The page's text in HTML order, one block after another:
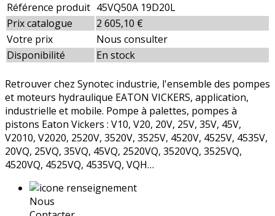
Référence produit 45VQ50A 19D20L
Prix catalogue
2 605,10 €
Votre prix
Nous consulter
Disponibilité
En stock
Retrouver chez Synotec industrie, l'ensemble des pompes
et moteurs hydraulique EATON VICKERS, application,
industrielle et mobile. Pompe à palettes, pompes à
pistons Eaton Vickers : V10, V20, 20V, 25V, 35V, 45V,
V2010, V2020, 2520V, 3520V, 3525V, 4520V, 4525V, 4535V,
20VQ, 25VQ, 35VQ, 45VQ, 2520VQ, 3520VQ, 3525VQ,
4520VQ, 4525VQ, 4535VQ, VQH…
Nous